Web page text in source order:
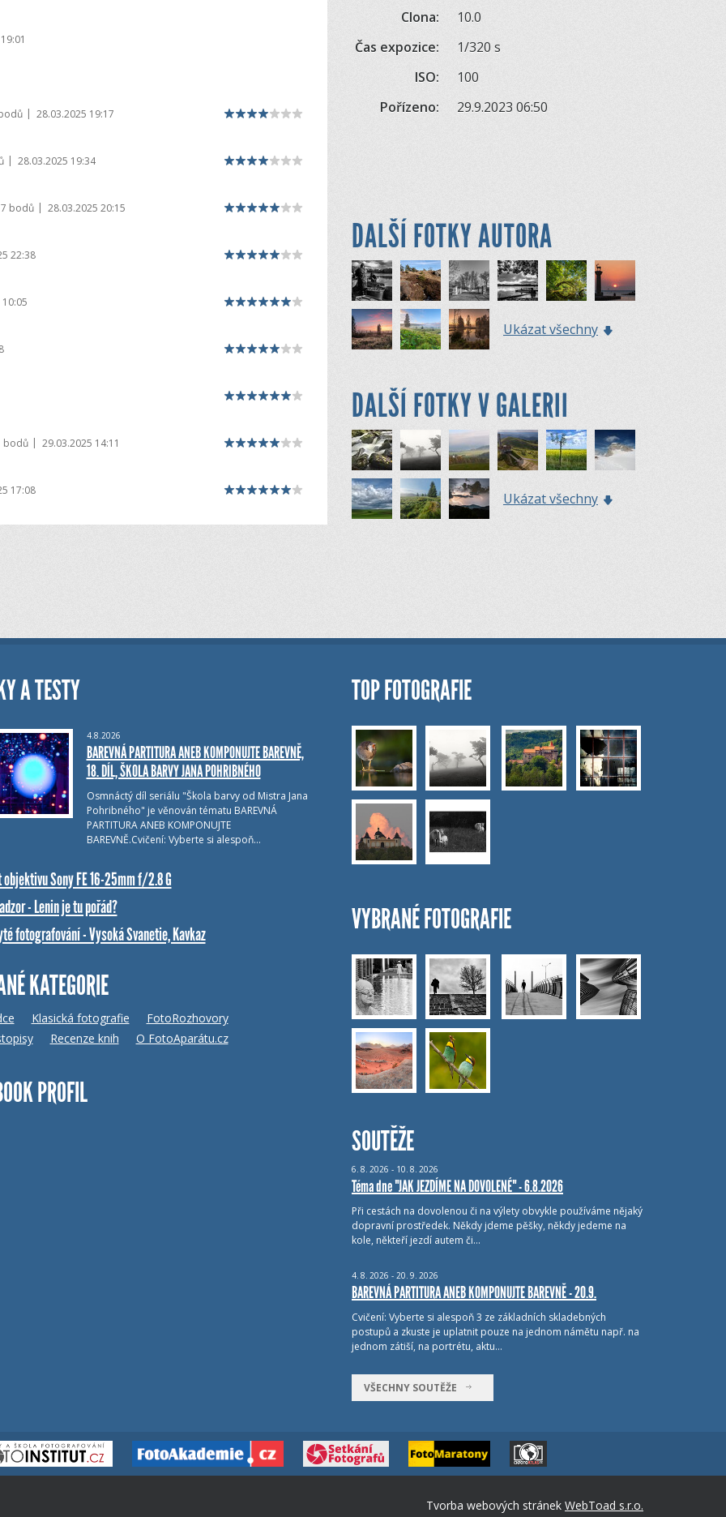
| 28.03.2025 19:17
| 28.03.2025 19:34
bodů | 28.03.2025 20:15
22:38
bodů | 29.03.2025 14:11
17:08
Clona:
10.0
Čas expozice:
1/320 s
ISO:
100
Pořízeno:
29.9.2023 06:50
DALŠÍ FOTKY AUTORA
Ukázat všechny
DALŠÍ FOTKY V GALERII
Ukázat všechny
A TESTY
4.8.2026
BAREVNÁ PARTITURA ANEB KOMPONUJTE BAREVNĚ,
18. DÍL, ŠKOLA BARVY JANA POHRIBNÉHO
Osmnáctý díl seriálu "Škola barvy od Mistra Jana
Pohribného" je věnován tématu BAREVNÁ
PARTITURA ANEB KOMPONUJTE
BAREVNĚ.Cvičení: Vyberte si alespoň…
objektivu Sony FE 16-25mm f/2.8 G
- Lenin je tu pořád?
fotografování - Vysoká Svanetie, Kavkaz
KATEGORIE
Klasická fotografie
FotoRozhovory
Recenze knih O FotoAparátu.cz
PROFIL
TOP FOTOGRAFIE
VYBRANÉ FOTOGRAFIE
SOUTĚŽE
6. 8. 2026 - 10. 8. 2026
Téma dne "JAK JEZDÍME NA DOVOLENÉ" - 6.8.2026
Při cestách na dovolenou či na výlety obvykle používáme nějaký
dopravní prostředek. Někdy jdeme pěšky, někdy jedeme na
kole, někteří jezdí autem či…
4. 8. 2026 - 20. 9. 2026
BAREVNÁ PARTITURA ANEB KOMPONUJTE BAREVNĚ - 20.9.
Cvičení: Vyberte si alespoň 3 ze základních skladebných
postupů a zkuste je uplatnit pouze na jednom námětu např. na
jednom zátiší, na portrétu, aktu…
VŠECHNY SOUTĚŽE
Tvorba webových stránek WebToad s.r.o.